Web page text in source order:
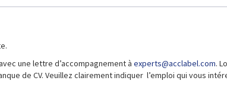
une lettre d’accompagnement à experts@acclabel.com.
de CV. Veuillez clairement indiquer l’emploi qui vous